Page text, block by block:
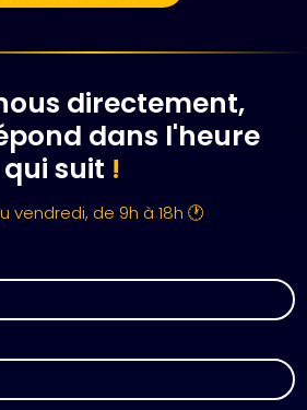
directement,
dans l'heure
qui suit !
vendredi, de 9h à 18h 🕐